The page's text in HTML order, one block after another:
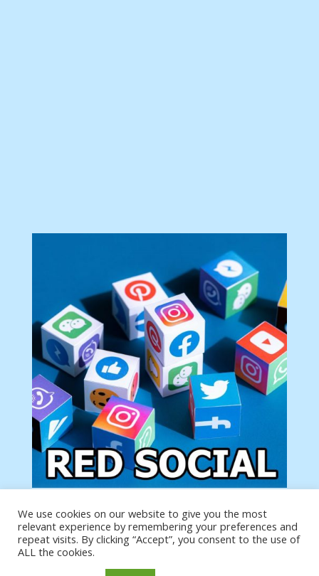
Tu anuncio va aquí
Podemos poner tu anuncio aquí con un link de tu
producto o página
We use cookies on our website to give you the most
relevant experience by remembering your preferences and
repeat visits. By clicking “Accept”, you consent to the use of
ALL the cookies.